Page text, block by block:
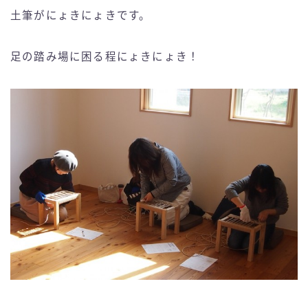
土筆がにょきにょきです。
足の踏み場に困る程にょきにょき！